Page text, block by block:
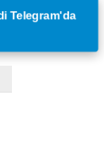
Telegram'da